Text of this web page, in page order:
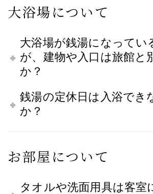
大浴場について
大浴場が銭湯になってい
が、建物や入口は旅館と
か？
銭湯の定休日は入浴でき
か？
お部屋について
タオルや洗面用具は客室